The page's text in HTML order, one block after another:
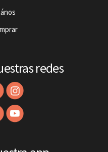
redes